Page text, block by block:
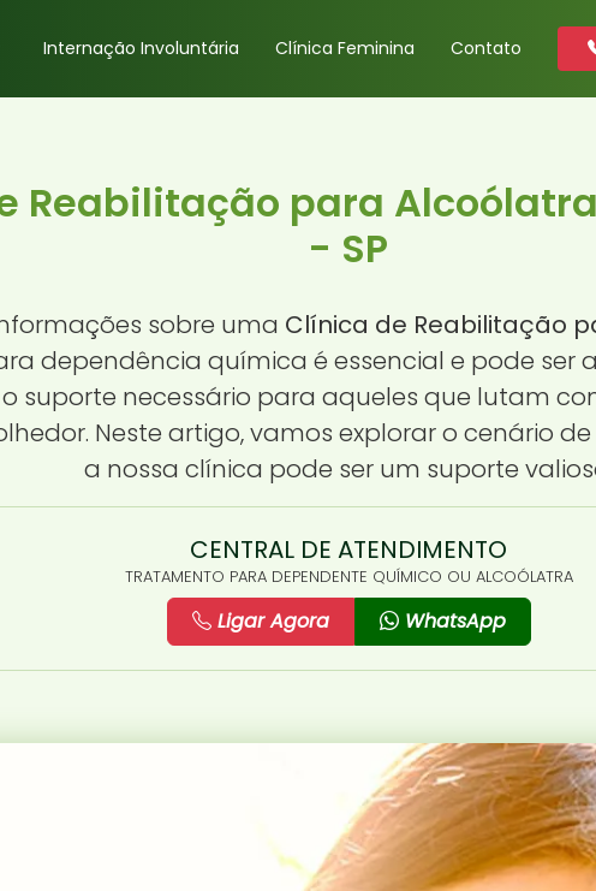
Internação Involuntária Clínica Feminina Contato
Reabilitação para
- SP
sobre uma Clínica de Reabilitação
dependência química é essencial e pode ser
o suporte necessário para aqueles que lutam
Neste artigo, vamos explorar o cenário
a nossa clínica pode ser um suporte
CENTRAL DE ATENDIMENTO
TRATAMENTO PARA DEPENDENTE QUÍMICO OU ALCOÓLATRA
Ligar Agora WhatsApp